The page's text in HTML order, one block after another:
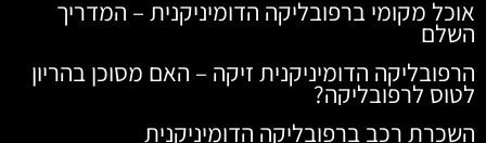
אוכל מקומי ברפובליקה הדומיניקנית – המדריך
השלם
הרפובליקה הדומיניקנית זיקה – האם מסוכן בהריון
לטוס לרפובליקה?
השכרת רכב ברפובליקה הדומיניקנית